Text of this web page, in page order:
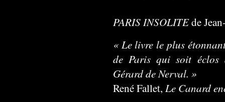
PARIS INSOLITEde
« Le livre le plus
de Paris qui soit éclos
Gérard de Nerval. »
René Fallet, Le Canard